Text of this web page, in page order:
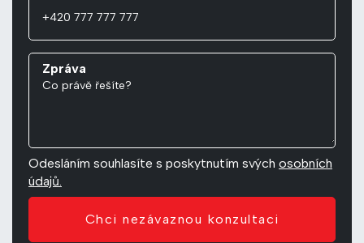
Zpráva
Odesláním souhlasíte s poskytnutím svých osobních
údajů.
Chci nezávaznou konzultaci